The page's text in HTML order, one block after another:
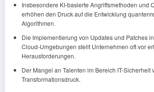
Insbesondere KI-basierte Angriffsmethoden und
erhöhen den Druck auf die Entwicklung
Algorithmen.
Die Implementierung von Updates und Patches
Cloud-Umgebungen stellt Unternehmen oft vor
Herausforderungen.
Der Mangel an Talenten im Bereich IT-Sicherheit
Transformationsdruck.